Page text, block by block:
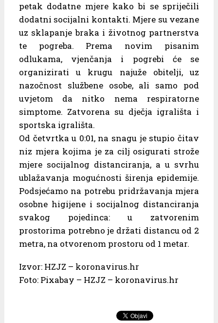
petak dodatne mjere kako bi se spriječili
dodatni socijalni kontakti. Mjere su vezane
uz sklapanje braka i životnog partnerstva
te pogreba. Prema novim pisanim
odlukama, vjenčanja i pogrebi će se
organizirati u krugu najuže obitelji, uz
nazočnost službene osobe, ali samo pod
uvjetom da nitko nema respiratorne
simptome. Zatvorena su dječja igrališta i
sportska igrališta.
Od četvrtka u 0:01, na snagu je stupio čitav
niz mjera kojima je za cilj osigurati strože
mjere socijalnog distanciranja, a u svrhu
ublažavanja mogućnosti širenja epidemije.
Podsjećamo na potrebu pridržavanja mjera
osobne higijene i socijalnog distanciranja
svakog pojedinca: u zatvorenim
prostorima potrebno je držati distancu od 2
metra, na otvorenom prostoru od 1 metar.
Izvor: HZJZ – koronavirus.hr
Foto: Pixabay – HZJZ – koronavirus.hr